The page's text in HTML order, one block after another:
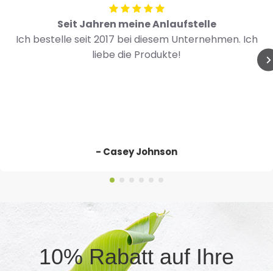
Seit Jahren meine Anlaufstelle
Ich bestelle seit 2017 bei diesem Unternehmen. Ich
liebe die Produkte!
- Casey Johnson
10% Rabatt auf Ihre